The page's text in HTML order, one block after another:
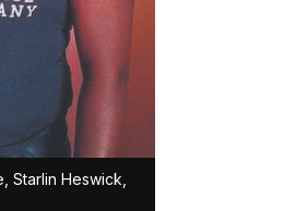
Starlin Heswick,